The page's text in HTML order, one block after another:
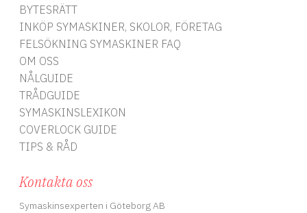
BYTESRÄTT
INKÖP SYMASKINER, SKOLOR, FÖRETAG
FELSÖKNING SYMASKINER FAQ
OM OSS
NÅLGUIDE
TRÅDGUIDE
SYMASKINSLEXIKON
COVERLOCK GUIDE
TIPS & RÅD
Kontakta oss
Symaskinsexperten i Göteborg AB